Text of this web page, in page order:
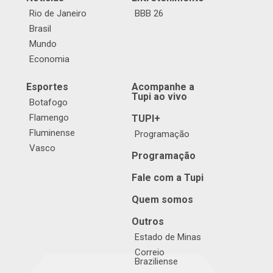
Rio de Janeiro
Brasil
Mundo
Economia
BBB 26
Esportes
Botafogo
Flamengo
Fluminense
Vasco
Acompanhe a
Tupi ao vivo
TUPI+
Programação
Programação
Fale com a Tupi
Quem somos
Outros
Estado de Minas
Correio
Braziliense